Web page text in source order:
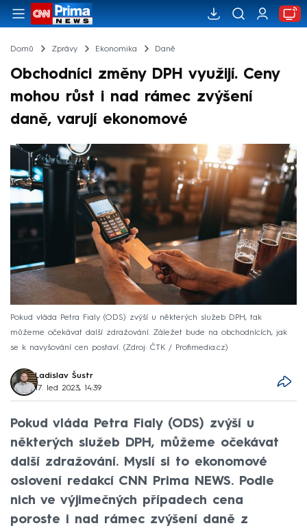
Domů Zprávy Ekonomika Daně
Obchodníci změny DPH využijí. Ceny
mohou růst i nad rámec zvýšení
daně, varují ekonomové
Pokud vláda Petra Fialy (ODS) zvýší u některých služeb DPH, tak
můžeme očekávat další zdražování. Záležet bude na obchodnících, jak
se k navyšování cen postaví.
Zdroj: ČTK / Profimedia.cz
Ladislav Šustr
17. led 2023, 14:39
Pokud vláda Petra Fialy (ODS) zvýší u
některých služeb DPH, můžeme očekávat
další zdražování. Myslí si to ekonomové
oslovení redakcí CNN Prima NEWS. Podle
nich ve výjimečných případech cena
poroste i nad rámec zvýšení daně z